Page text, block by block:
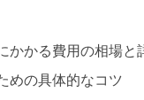
かかる費用の相場と
めの具体的なコツ